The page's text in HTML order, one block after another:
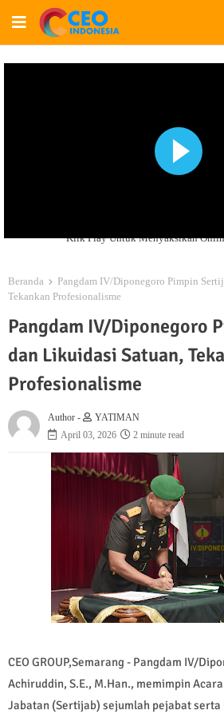
Klik Play Untuk Menyaksikan
Beranda
Pangdam IV/Diponegoro Pimpin
Tekankan Profesionalisme
Pangdam IV/Diponegoro
dan Likuidasi Satuan,
Profesionalisme
Author -
YATIMAN
April 03, 2026
2 minute read
CEO GROUP,Semarang - Pangdam IV/
Achiruddin, S.E., M.Han., memimpin
Jabatan (Sertijab) sejumlah pejabat